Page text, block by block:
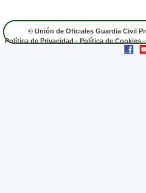
© Unión de Oficiales Guardia Civil
Política de Privacidad - Política de Cookies